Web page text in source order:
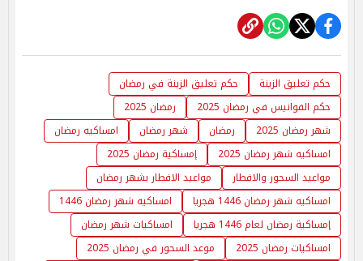
حكم تعليق الزينة
حكم تعليق الزينة في رمضان
حكم الفوانيس في رمضان 2025
رمضان 2025
شهر رمضان 2025
رمضان شهر رمضان
امساكيه رمضان
امساكيه شهر رمضان 2025
إمساكية رمضان 2025
مواعيد السحور والافطار
مواعيد الافطار بشهر رمضان
امساكيه شهر رمضان 1446 هجريا
امساكيه شهر رمضان 1446
إمساكية رمضان لعام 1446 هجريا
امساكيات شهر رمضان
امساكيات رمضان 2025
موعد السحور في رمضان 2025